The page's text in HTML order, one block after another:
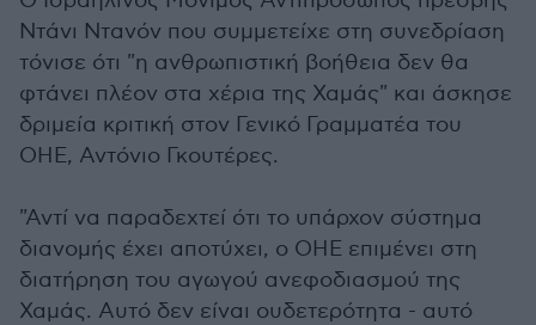
Ντάνι Ντανόν που συμμετείχε στη συνεδρίαση
τόνισε ότι "η ανθρωπιστική βοήθεια δεν θα
φτάνει πλέον στα χέρια της Χαμάς" και άσκησε
δριμεία κριτική στον Γενικό Γραμματέα του
ΟΗΕ, Αντόνιο Γκουτέρες.
"Αντί να παραδεχτεί ότι το υπάρχον σύστημα
διανομής έχει αποτύχει, ο ΟΗΕ επιμένει στη
διατήρηση του αγωγού ανεφοδιασμού της
Χαμάς. Αυτό δεν είναι ουδετερότητα - αυτό